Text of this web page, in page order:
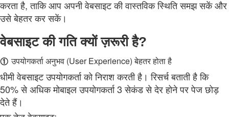
करता है, ताकि आप अपनी वेबसाइट की वास्तविक स्थिति समझ सकें और
उसे बेहतर कर सकें।
वेबसाइट की गति क्यों ज़रूरी है?
① उपयोगकर्ता अनुभव (User Experience) बेहतर होता है
धीमी वेबसाइट उपयोगकर्ता को निराश करती है। रिसर्च बताती है कि
50% से अधिक मोबाइल उपयोगकर्ता 3 सेकंड से देर होने पर पेज छोड़
देते हैं।